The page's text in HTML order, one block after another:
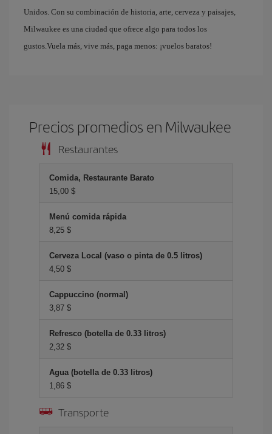
Unidos. Con su combinación de historia, arte, cerveza y paisajes,
Milwaukee es una ciudad que ofrece algo para todos los
gustos.Vuela más, vive más, paga menos: ¡vuelos baratos!
Precios promedios en Milwaukee
Restaurantes
Comida, Restaurante Barato
15,00 $
Menú comida rápida
8,25 $
Cerveza Local (vaso o pinta de 0.5 litros)
4,50 $
Cappuccino (normal)
3,87 $
Refresco (botella de 0.33 litros)
2,32 $
Agua (botella de 0.33 litros)
1,86 $
Transporte